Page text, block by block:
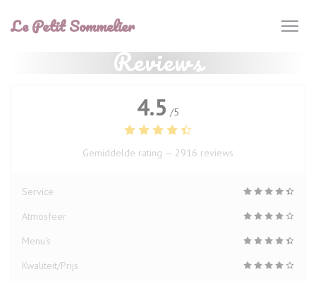
Le Petit Sommelier
Reviews
4.5 /5
Gemiddelde rating — 2916 reviews
Service
Atmosfeer
Menu's
Kwaliteit/Prijs